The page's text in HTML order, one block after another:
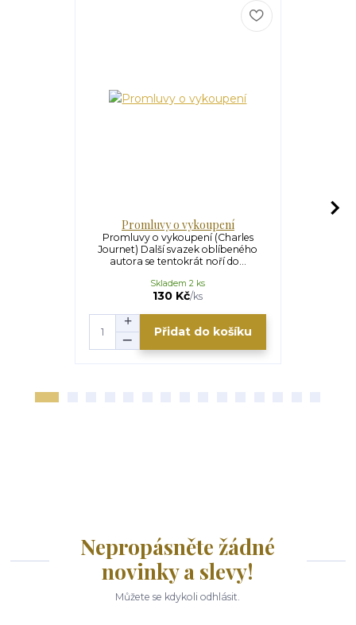
Promluvy o vykoupení
Promluvy o vykoupení (Charles
Journet) Další svazek oblíbeného
autora se tentokrát noří do...
130 Kč/ks
Skladem 2 ks
Přidat do košíku
Nepropásněte žádné
novinky a slevy!
Můžete se kdykoli odhlásit.